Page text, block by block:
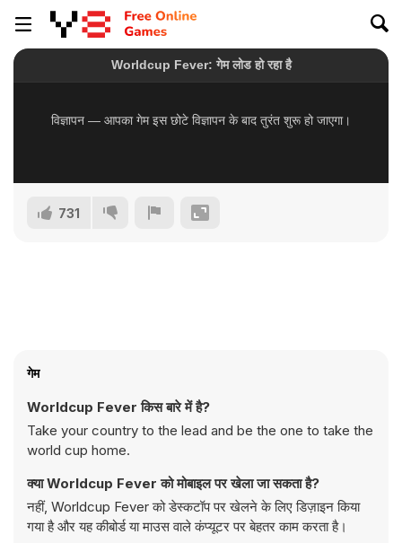
731
गेम
Worldcup Fever किस बारे में है?
Take your country to the lead and be the one to take the
world cup home.
क्या Worldcup Fever को मोबाइल पर खेला जा सकता है?
नहीं, Worldcup Fever को डेस्कटॉप पर खेलने के लिए डिज़ाइन किया
गया है और यह कीबोर्ड या माउस वाले कंप्यूटर पर बेहतर काम करता है।